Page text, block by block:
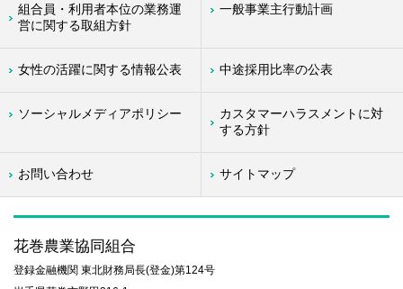
組合員・利用者本位の業務運
営に関する取組方針
一般事業主行動計画
女性の活躍に関する情報公表 中途採用比率の公表
ソーシャルメディアポリシー
カスタマーハラスメントに対
する方針
お問い合わせ サイトマップ
花巻農業協同組合
登録金融機関 東北財務局長(登金)第124号